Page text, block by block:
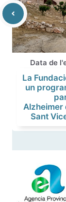
Data de
La
un
Alzheimer
Sant